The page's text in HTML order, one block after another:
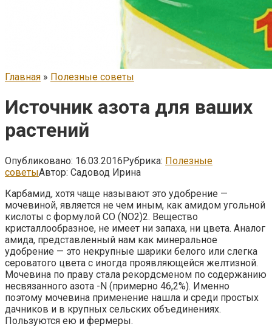
Главная » Полезные советы
Источник азота для ваших
растений
Опубликовано: 16.03.2016Рубрика: Полезные
советыАвтор: Садовод Ирина
Карбамид, хотя чаще называют это удобрение —
мочевиной, является не чем иным, как амидом угольной
кислоты с формулой CO (NO2)2. Вещество
кристаллообразное, не имеет ни запаха, ни цвета. Аналог
амида, представленный нам как минеральное
удобрение — это некрупные шарики белого или слегка
сероватого цвета с иногда проявляющейся желтизной.
Мочевина по праву стала рекордсменом по содержанию
несвязанного азота -N (примерно 46,2%). Именно
поэтому мочевина применение нашла и среди простых
дачников и в крупных сельских объединениях.
Пользуются ею и фермеры.